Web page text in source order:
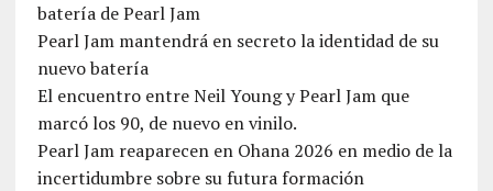
batería de Pearl Jam
Pearl Jam mantendrá en secreto la identidad de su
nuevo batería
El encuentro entre Neil Young y Pearl Jam que
marcó los 90, de nuevo en vinilo.
Pearl Jam reaparecen en Ohana 2026 en medio de la
incertidumbre sobre su futura formación